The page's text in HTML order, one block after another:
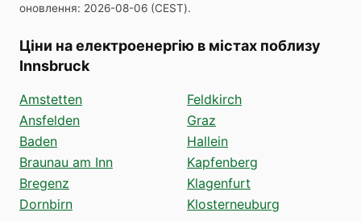
оновлення: 2026-08-06 (CEST).
Ціни на електроенергію в містах поблизу
Innsbruck
Amstetten
Ansfelden
Baden
Braunau am Inn
Bregenz
Dornbirn
Feldkirch
Graz
Hallein
Kapfenberg
Klagenfurt
Klosterneuburg